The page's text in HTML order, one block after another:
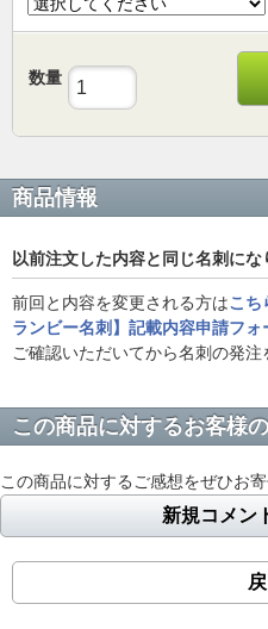
数量
商品情報
以前注文した内容と同じ名刺にな
前回と内容を変更される方はこち
ランビー名刺】記載内容申請フォ
ご確認いただいてから名刺の発注
この商品に対するお客様
この商品に対するご感想をぜひお寄
新規コメン